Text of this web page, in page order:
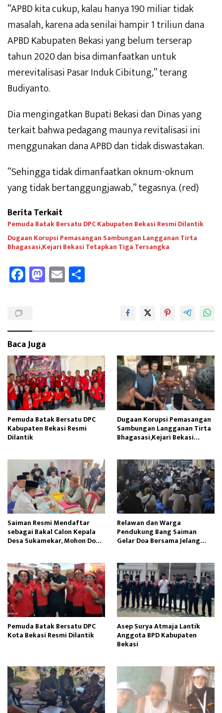
“APBD kita cukup, kalau hanya 190 miliar tidak
masalah, karena ada senilai hampir 1 triliun dana
APBD Kabupaten Bekasi yang belum terserap
tahun 2020 dan bisa dimanfaatkan untuk
merevitalisasi Pasar Induk Cibitung,” terang
Budiyanto.
Dia mengingatkan Bupati Bekasi dan Dinas yang
terkait bahwa pedagang maunya revitalisasi ini
menggunakan dana APBD dan tidak diswastakan.
“Sehingga tidak dimanfaatkan oknum-oknum
yang tidak bertanggungjawab,” tegasnya. (red)
Berita Terkait
Pemuda Batak Bersatu DPC Kabupaten Bekasi Resmi Dilantik
Dugaan Korupsi Pemasangan Sambungan Langganan Tirta
Bhagasasi,Kejari Bekasi Tetapkan Tiga Tersangka
Fa
ce
k
M
as
o
n
E
m
Baca Juga
Pemuda Batak Bersatu DPC
Kabupaten Bekasi Resmi
Dilantik
Dugaan Korupsi Pemasangan
Sambungan Langganan Tirta
Bhagasasi,Kejari Bekasi
Saiman Resmi Mendaftar
sebagai Bakal Calon Kepala
Desa Sukamekar, Mohon Doa
Relawan dan Warga
Pendukung Bang Saiman
Gelar Doa Bersama Jelang
Pemuda Batak Bersatu DPC
Kota Bekasi Resmi Dilantik
Asep Surya Atmaja Lantik
Anggota BPD Kabupaten
Bekasi